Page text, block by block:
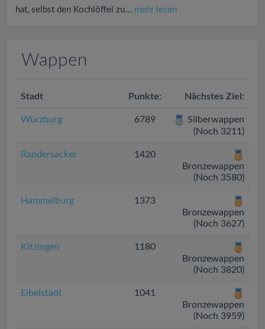
hat, selbst den Kochlöffel zu... mehr lesen
Wappen
Stadt Punkte: Nächstes Ziel:
Würzburg 6789
Silberwappen
(Noch 3211)
Randersacker
1420
Bronzewappen
(Noch 3580)
Hammelburg
1373
Bronzewappen
(Noch 3627)
Kitzingen
1180
Bronzewappen
(Noch 3820)
Eibelstadt
1041
Bronzewappen
(Noch 3959)
a
o